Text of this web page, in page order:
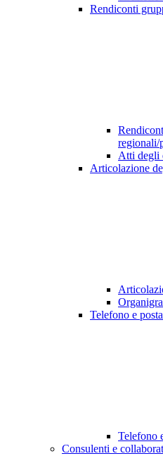
Rendiconti
regionali/
Atti degli
Articolazione
Telefono e
Telefono
Consulenti e